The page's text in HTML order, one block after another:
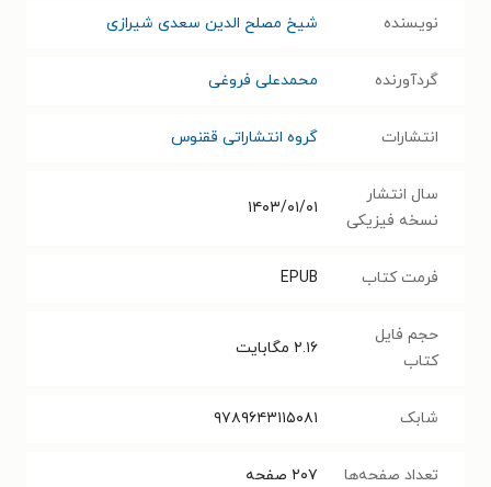
نویسنده شیخ مصلح الدین سعدی شیرازی
گردآورنده محمدعلی فروغی
انتشارات گروه انتشاراتی ققنوس
سال انتشار
نسخه فیزیکی
۱۴۰۳/۰۱/۰۱
فرمت کتاب EPUB
حجم فایل
کتاب
۲.۱۶ مگابایت
شابک ۹۷۸۹۶۴۳۱۱۵۰۸۱
تعداد صفحه‌ها ۲۰۷ صفحه